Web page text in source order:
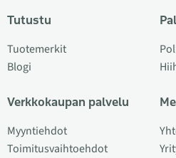
Tutustu
Tuotemerkit
Blogi
Verkkokaupan palvelu
Myyntiehdot
Toimitusvaihtoehdot